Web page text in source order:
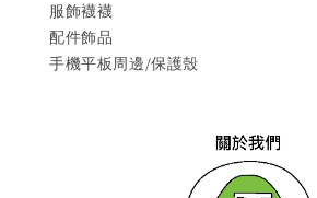
服飾襪襪
配件飾品
手機平板周邊/保護殼